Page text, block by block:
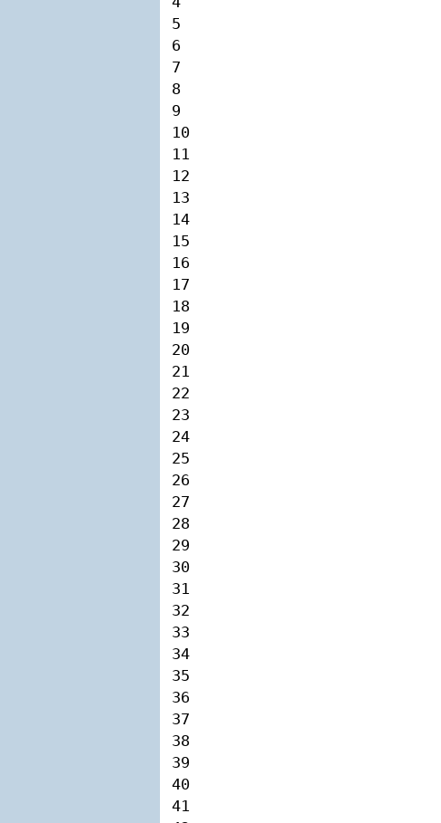
5
6
7
8
9
10
11
12
13
14
15
16
17
18
19
20
21
22
23
24
25
26
27
28
29
30
31
32
33
34
35
36
37
38
39
40
41